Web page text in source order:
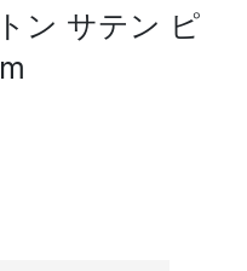
ン サテン ピ